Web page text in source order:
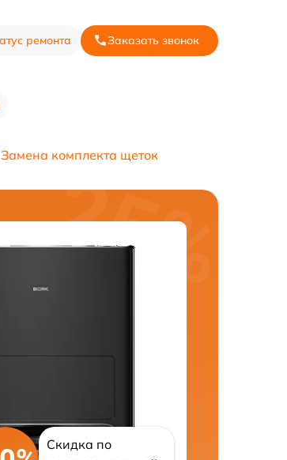
ремонта Заказать звонок
Замена комплекта щеток
Скидка по